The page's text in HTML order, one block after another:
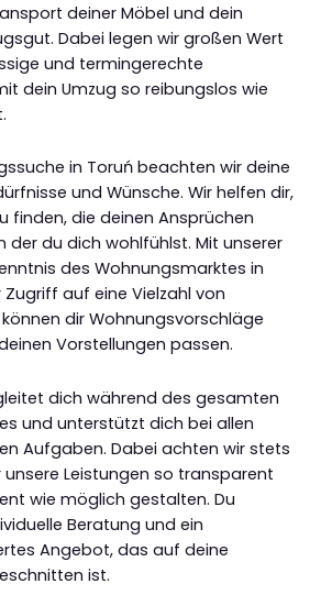
deiner Möbel und dein
Dabei legen wir großen Wert
und termingerechte
dein Umzug so reibungslos wie
in Toruń beachten wir deine
und Wünsche. Wir helfen dir,
finden, die deinen Ansprüchen
der du dich wohlfühlst. Mit unserer
des Wohnungsmarktes in
auf eine Vielzahl von
dir Wohnungsvorschläge
Vorstellungen passen.
dich während des gesamten
und unterstützt dich bei allen
Aufgaben. Dabei achten wir stets
Leistungen so transparent
wie möglich gestalten. Du
Beratung und ein
Angebot, das auf deine
ist.